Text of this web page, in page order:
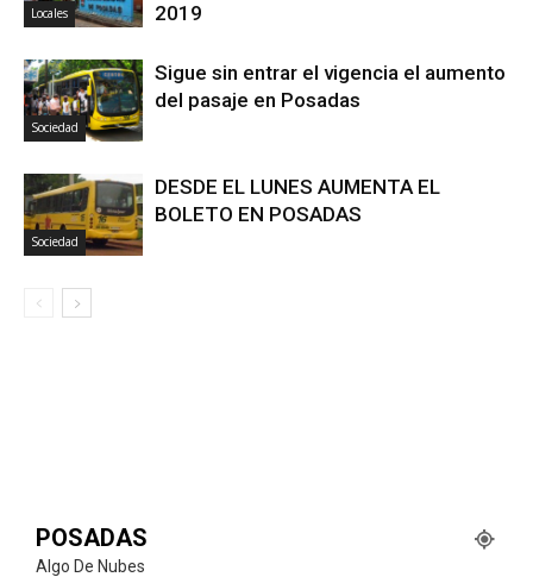
Locales
2019
Sociedad
Sigue sin entrar el vigencia el aumento
del pasaje en Posadas
Sociedad
DESDE EL LUNES AUMENTA EL
BOLETO EN POSADAS
POSADAS
Algo De Nubes